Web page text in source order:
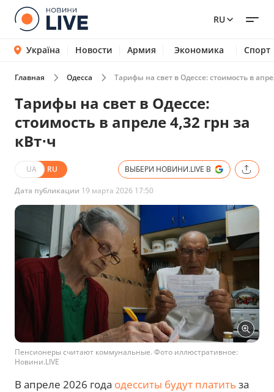
RU
Україна Новости Армия Экономика Спорт
Главная Одесса Тарифы на свет в Одессе: стоимость в
Тарифы на свет в Одессе:
стоимость в апреле 4,32 грн за
кВт⋅ч
UA RU ВЫБЕРИ НОВИНИ.LIVE В
Дата публикации 19 марта 2026 17:50
Пенсионеры считают коммунальные. Фото иллюстративное:
Новини.LIVE
В апреле 2026 года одесситы будут платить за